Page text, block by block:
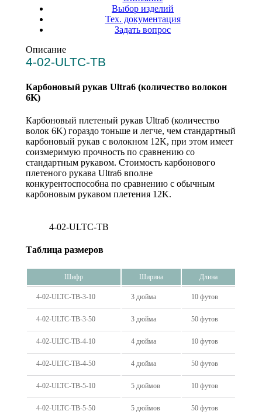
Выбор изделий
Тех. документация
Задать вопрос
Описание
4-02-ULTC-TB
Карбоновый рукав Ultra6 (количество волокон
6K)
Карбоновый плетеный рукав Ultra6 (количество
волок 6K) гораздо тоньше и легче, чем стандартный
карбоновый рукав с волокном 12K, при этом имеет
соизмеримую прочность по сравнению со
стандартным рукавом. Стоимость карбонового
плетеного рукава Ultra6 вполне
конкурентоспособна по сравнению с обычным
карбоновым рукавом плетения 12K.
4-02-ULTC-TB
Таблица размеров
Шифр Ширина Длина
4-02-ULTC-TB-3-10 3 дюйма 10 футов
4-02-ULTC-TB-3-50 3 дюйма 50 футов
4-02-ULTC-TB-4-10 4 дюйма 10 футов
4-02-ULTC-TB-4-50 4 дюйма 50 футов
4-02-ULTC-TB-5-10 5 дюймов 10 футов
4-02-ULTC-TB-5-50 5 дюймов 50 футов